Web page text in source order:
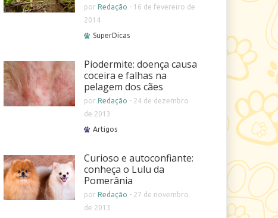
porRedação - 16 de fevereiro de
2014
SuperDicas
Piodermite: doença causa
coceira e falhas na
pelagem dos cães
porRedação - 24 de dezembro
de 2013
Artigos
Curioso e autoconfiante:
conheça o Lulu da
Pomerânia
porRedação - 27 de novembro
de 2013